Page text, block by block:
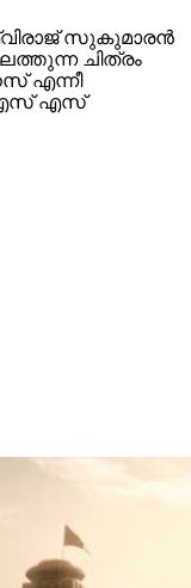
സുകുമാരൻ
ചിത്രം
എന്നീ
എസ് എസ്